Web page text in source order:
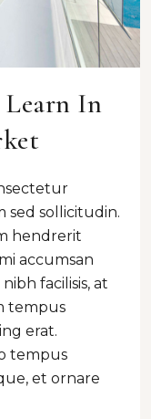
In
sed sollicitudin.
hendrerit
accumsan
facilisis, at
tempus
erat.
tempus
et ornare